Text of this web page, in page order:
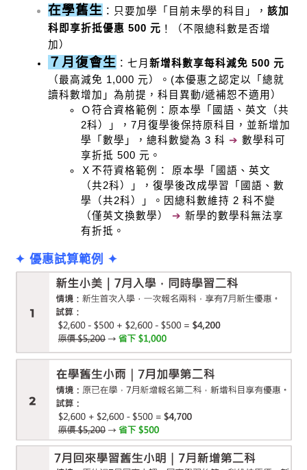
在學舊生 ：只要加學「目前未學的科目」，該加
科即享折抵優惠 500 元 ！（不限總科數是否增
加）
７月復會生 ：七月新增科數享每科減免 500 元
（最高減免 1,000 元）。(本優惠之認定以「總就
讀科數增加」為前提，科目異動/遞補恕不適用）
Ｏ符合資格範例：原本學「國語、英文（共
2科）」，7月復學後保持原科目，並新增加
學「數學」，總科數變為 3 科 ➔ 數學科可
享折抵 500 元。
Ｘ不符資格範例： 原本學「國語、英文
（共2科）」，復學後改成學習「國語、數
學（共2科）」。因總科數維持 2 科不變
（僅英文換數學） ➔ 新學的數學科無法享
有折抵。
✦ 優惠試算範例 ✦